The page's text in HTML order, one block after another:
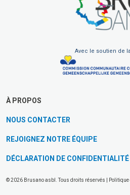
Avec le soutien de
À PROPOS
NOUS CONTACTER
REJOIGNEZ NOTRE ÉQUIPE
DÉCLARATION DE CONFIDENTIALITÉ
© 2026 Brusano asbl. Tous droits réservés | Politique